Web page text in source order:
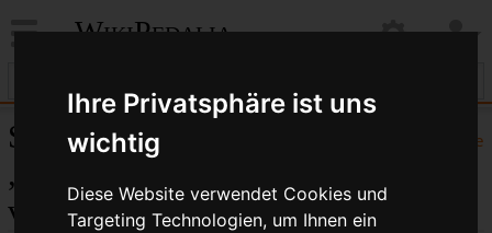
Ihre Privatsphäre ist uns
wichtig
Diese Website verwendet Cookies und
Targeting Technologien, um Ihnen ein
WikiPedalia
Hilfe
Seiten, die auf
„Laufradsicherung“
verlinken